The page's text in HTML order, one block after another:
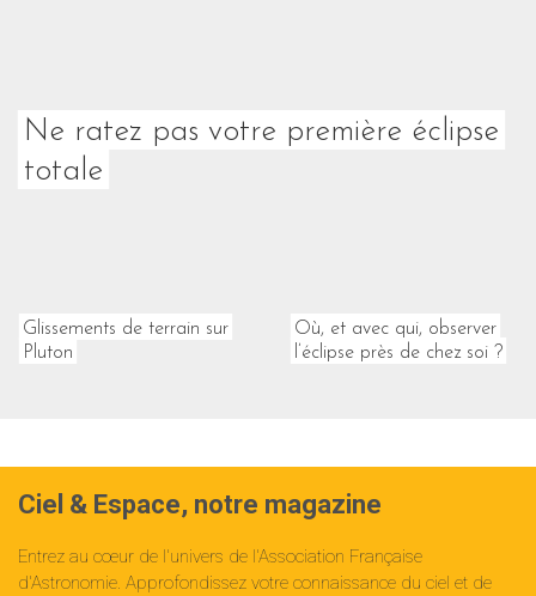
Ne ratez pas votre première éclipse
totale
Glissements de terrain sur
Pluton
Où, et avec qui, observer
l’éclipse près de chez soi ?
Ciel & Espace, notre magazine
Entrez au cœur de l'univers de l'Association Française
d'Astronomie. Approfondissez votre connaissance du ciel et de